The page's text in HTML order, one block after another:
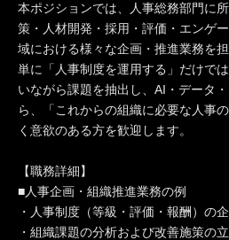
本ポジションでは、人事総務部門に
策・人材開発・採用・評価・エンゲ
域における様々な企画・推進業務を
単に「人事制度を運用する」だけで
いながら課題を抽出し、AI・データ
ら、「これからの組織に必要な人事
く意欲のある方を歓迎します。
【職務詳細】
■人事企画・組織推進業務の例
・人事制度（等級・評価・報酬）の
・組織課題の分析および改善施策の